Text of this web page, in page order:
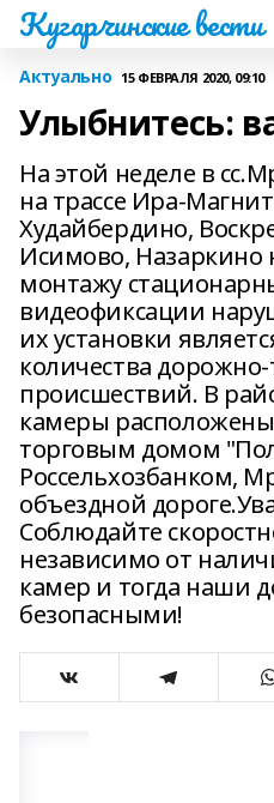
Кугарчинские вести
Актуально 15 ФЕВРАЛЯ 2020, 09:10
Улыбнитесь:
На этой неделе в
на трассе Ира-
Худайбердино,
Исимово, Назаркино
монтажу
видеофиксации
их установки
количества
происшествий. В
камеры
торговым домом
Россельхозбанком,
объездной
Соблюдайте
независимо от
камер и тогда наши
безопасными!